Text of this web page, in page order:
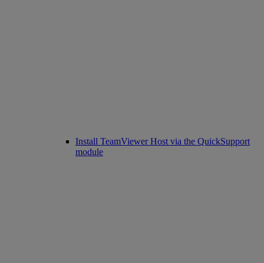
Install TeamViewer Host via the QuickSupport
module